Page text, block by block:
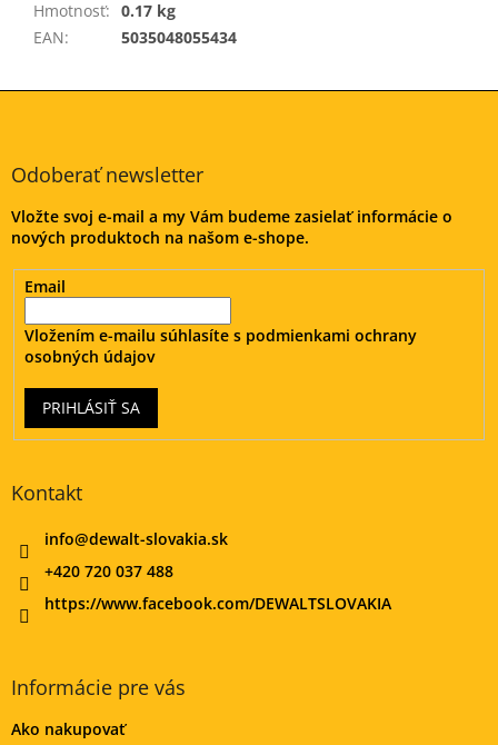
Hmotnosť: 0.17 kg
EAN: 5035048055434
Z
Odoberať newsletter
Vložte svoj e-mail a my Vám budeme zasielať informácie o
nových produktoch na našom e-shope.
Email
Vložením e-mailu súhlasíte s podmienkami ochrany
osobných údajov
PRIHLÁSIŤ SA
Kontakt
info@dewalt-slovakia.sk
+420 720 037 488
https://www.facebook.com/DEWALTSLOVAKIA
Informácie pre vás
Ako nakupovať